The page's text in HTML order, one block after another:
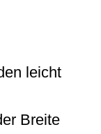
leicht
Breite